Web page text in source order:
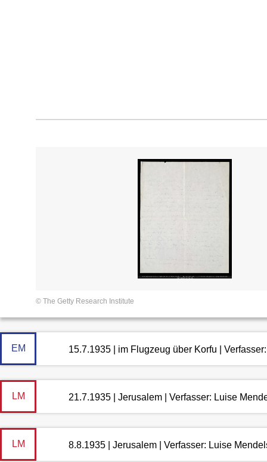
© The Getty Research Institute
EM 15.7.1935 | im Flugzeug über Korfu |
LM 21.7.1935 | Jerusalem | Verfasser: Luise
LM 8.8.1935 | Jerusalem | Verfasser: Luise